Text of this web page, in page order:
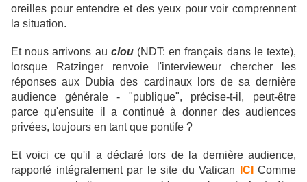
oreilles pour entendre et des yeux pour voir comprennent
la situation.
Et nous arrivons au clou(NDT: en français dans le texte),
lorsque Ratzinger renvoie l'intervieweur chercher les
réponses aux Dubia des cardinaux lors de sa dernière
audience générale - "publique", précise-t-il, peut-être
parce qu'ensuite il a continué à donner des audiences
privées, toujours en tant que pontife ?
Et voici ce qu'il a déclaré lors de la dernière audience,
rapporté intégralement par le site du Vatican
ICI
Comme